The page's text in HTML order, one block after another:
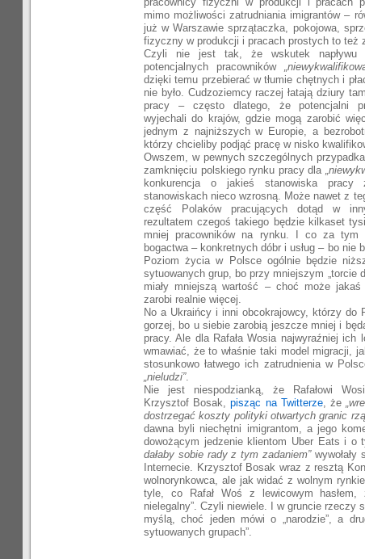
mimo możliwości zatrudniania imigrantów –
już w Warszawie sprzątaczka, pokojowa,
fizyczny w produkcji i pracach prostych to też
Czyli nie jest tak, że wskutek napływu
potencjalnych pracowników
dzięki temu przebierać w tłumie chętnych i
nie było. Cudzoziemcy raczej łatają dziury
pracy – często dlatego, że potencjalni
wyjechali do krajów, gdzie mogą zarobić
jednym z najniższych w Europie, a
którzy chcieliby podjąć pracę w nisko
Owszem, w pewnych szczególnych
zamknięciu polskiego rynku pracy dla
konkurencja o jakieś stanowiska
stanowiskach nieco wzrosną. Może nawet z
część Polaków pracujących dotąd w
rezultatem czegoś takiego będzie kilkaset
mniej pracowników na rynku. I co za tym
bogactwa – konkretnych dóbr i usług – bo nie
Poziom życia w Polsce ogólnie będzie
sytuowanych grup, bo przy mniejszym „torcie
miały mniejszą wartość – choć może jakaś
zarobi realnie więcej.
No a Ukraińcy i inni obcokrajowcy, którzy do
gorzej, bo u siebie zarobią jeszcze mniej i
pracy. Ale dla Rafała Wosia najwyraźniej ich
wmawiać, że to właśnie taki model migracji,
stosunkowo łatwego ich zatrudnienia w
„nieludzi”.
Nie jest niespodzianką, że Rafałowi
Krzysztof Bosak,pisząc na Twitterze, że
dostrzegać koszty polityki otwartych granic
dawna byli niechętni imigrantom, a jego
dowożącym jedzenie klientom Uber Eats i o
dałaby sobie rady z tym zadaniem”wywołały
Internecie. Krzysztof Bosak wraz z resztą
wolnorynkowca, ale jak widać z wolnym
tyle, co Rafał Woś z lewicowym hasłem,
nielegalny”. Czyli niewiele. I w gruncie rzeczy
myślą, choć jeden mówi o „narodzie”, a
sytuowanych grupach”.